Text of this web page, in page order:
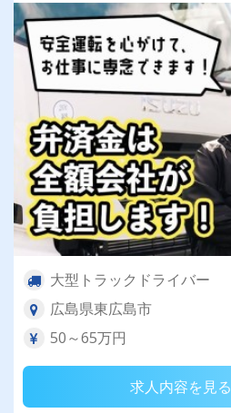
大型トラックドライバー
広島県東広島市
50～65万円
求人内容を見る